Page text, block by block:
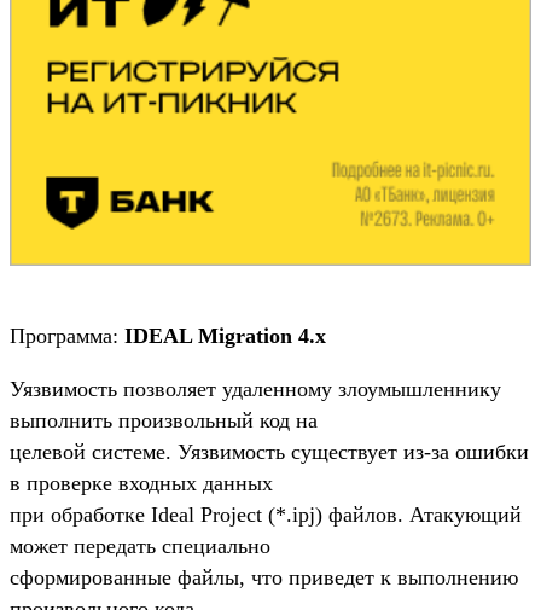
Программа: IDEAL Migration 4.x
Уязвимость позволяет удаленному злоумышленнику
выполнить произвольный код на
целевой системе. Уязвимость существует из-за ошибки
в проверке входных данных
при обработке Ideal Project (*.ipj) файлов. Атакующий
может передать специально
сформированные файлы, что приведет к выполнению